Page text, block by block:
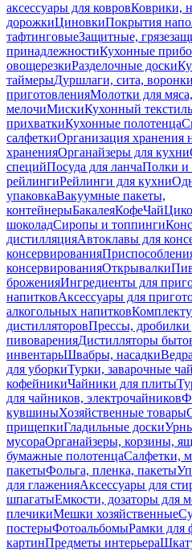
аксессуары для ковровКоврики,
дорожкиЦиновкиПокрытия
тафтинговыеЗащитные,
принадлежностиКухонные
овощерезкиРазделочные доски
таймерыДуршлаги, сита, воронки
приготовленияМолотки для
мелочиМискиКухонный текстиль
прихваткиКухонные полотенца
салфеткиОрганизация хранения
храненияОрганайзеры для кухни
специйПосуда для ланчаПолки и
рейлингиРейлинги для кухни
упаковкаВакуумные пакеты,
контейнерыБакалеяКофеЧай
шоколадСиропы и топпинги
дистилляцияАвтоклавы для
консервирования
консервированияОткрывалки
броженияИнгредиенты для
напитковАксессуары для
алкогольных напитков
дистилляторовПрессы, дробилки
пивоваренияДистилляторы
инвентарьШвабры, насадки
для уборкиТурки, заварочные
кофейникиЧайники для плиты
для чайников, электрочайников
кувшиныХозяйственные товары
прищепкиГладильные доски
мусораОрганайзеры, корзины,
бумажные полотенцаСалфетки,
пакетыФольга, пленка, пакеты
для глаженияАксессуары для
шпагатыЕмкости, дозаторы для
плечикиМешки хозяйственные
постерыФотоальбомыРамки для
картинПредметы интерьера